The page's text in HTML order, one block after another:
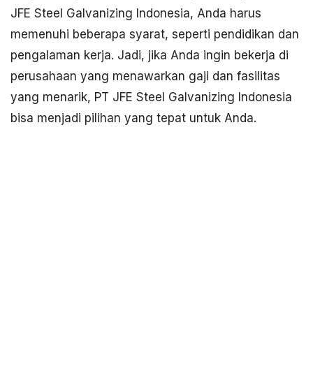
JFE Steel Galvanizing Indonesia, Anda harus
memenuhi beberapa syarat, seperti pendidikan dan
pengalaman kerja. Jadi, jika Anda ingin bekerja di
perusahaan yang menawarkan gaji dan fasilitas
yang menarik, PT JFE Steel Galvanizing Indonesia
bisa menjadi pilihan yang tepat untuk Anda.